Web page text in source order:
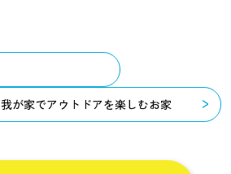
我が家でアウトドアを楽しむお家